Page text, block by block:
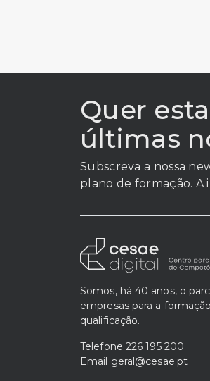
Quer
últimas
Subscreva a nossa
plano de formação. A
Somos, há 40 anos, o
empresas para a
qualificação.
Telefone 226 195 200
Email geral@cesae.pt